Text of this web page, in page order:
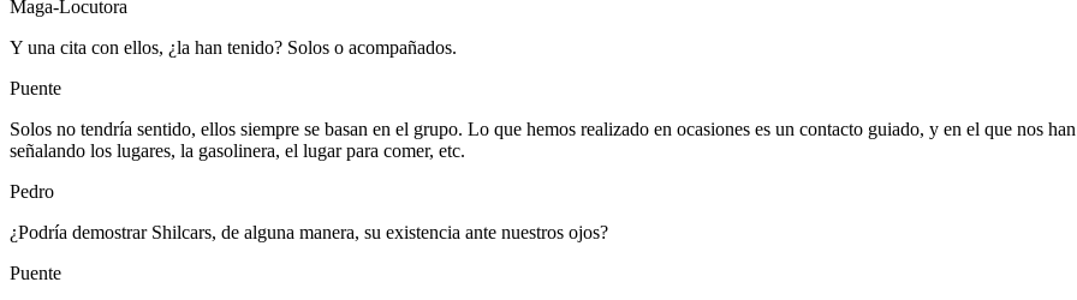
Maga-Locutora
Y una cita con ellos, ¿la han tenido? Solos o acompañados.
Puente
Solos no tendría sentido, ellos siempre se basan en el grupo. Lo que hemos realizado en ocasiones es un contacto guiado, y en el que nos
señalando los lugares, la gasolinera, el lugar para comer, etc.
Pedro
¿Podría demostrar Shilcars, de alguna manera, su existencia ante nuestros ojos?
Puente